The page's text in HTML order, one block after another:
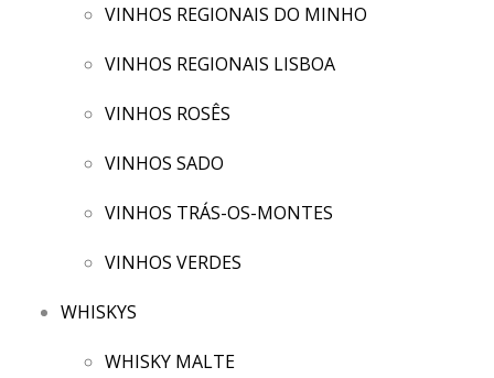
VINHOS REGIONAIS DO MINHO
VINHOS REGIONAIS LISBOA
VINHOS ROSÊS
VINHOS SADO
VINHOS TRÁS-OS-MONTES
VINHOS VERDES
WHISKYS
WHISKY MALTE